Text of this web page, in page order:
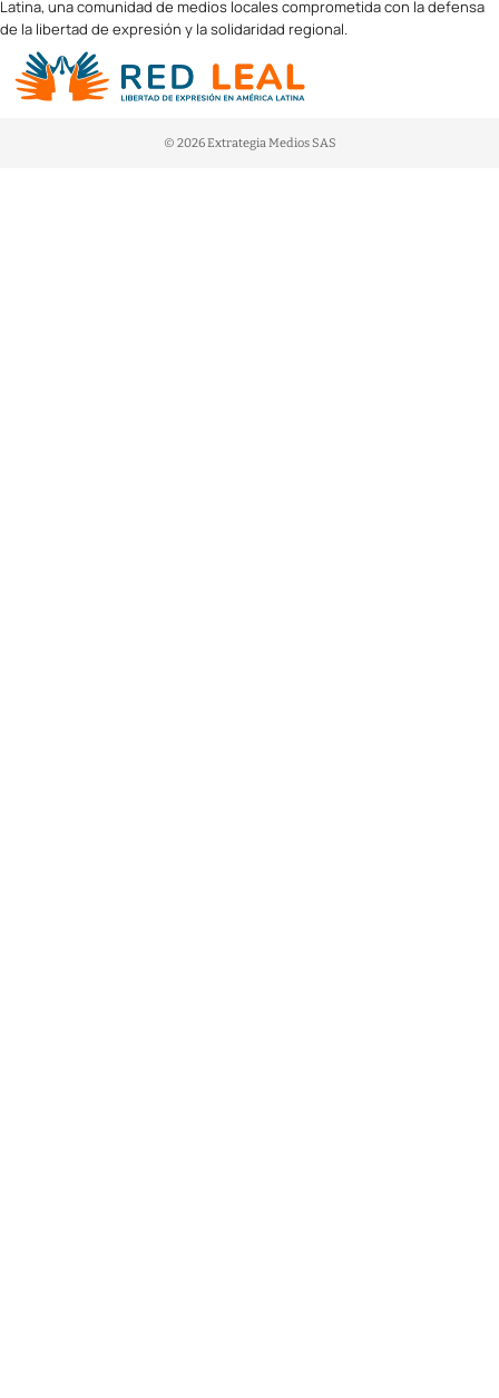
Latina, una comunidad de medios locales comprometida con la defensa
de la libertad de expresión y la solidaridad regional.
© 2026 Extrategia Medios SAS